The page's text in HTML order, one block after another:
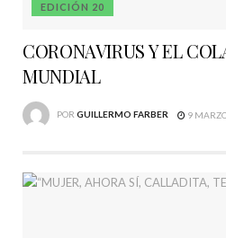
EDICIÓN 20
CORONAVIRUS Y EL
MUNDIAL
POR GUILLERMO FARBER 9